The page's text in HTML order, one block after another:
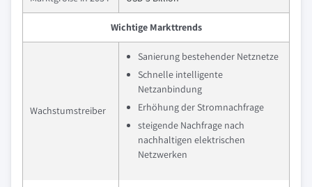
Wichtige Markttrends
Wachstumstreiber
Sanierung bestehender Netznetze
Schnelle intelligente
Netzanbindung
Erhöhung der Stromnachfrage
steigende Nachfrage nach
nachhaltigen elektrischen
Netzwerken